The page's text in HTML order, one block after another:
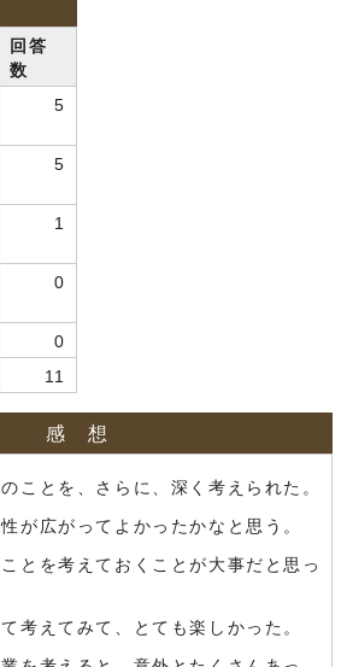
回答
数
5
5
1
0
0
11
感 想
ことを、さらに、深く考えられた。
が広がってよかったかなと思う。
とを考えておくことが大事だと思っ
考えてみて、とても楽しかった。